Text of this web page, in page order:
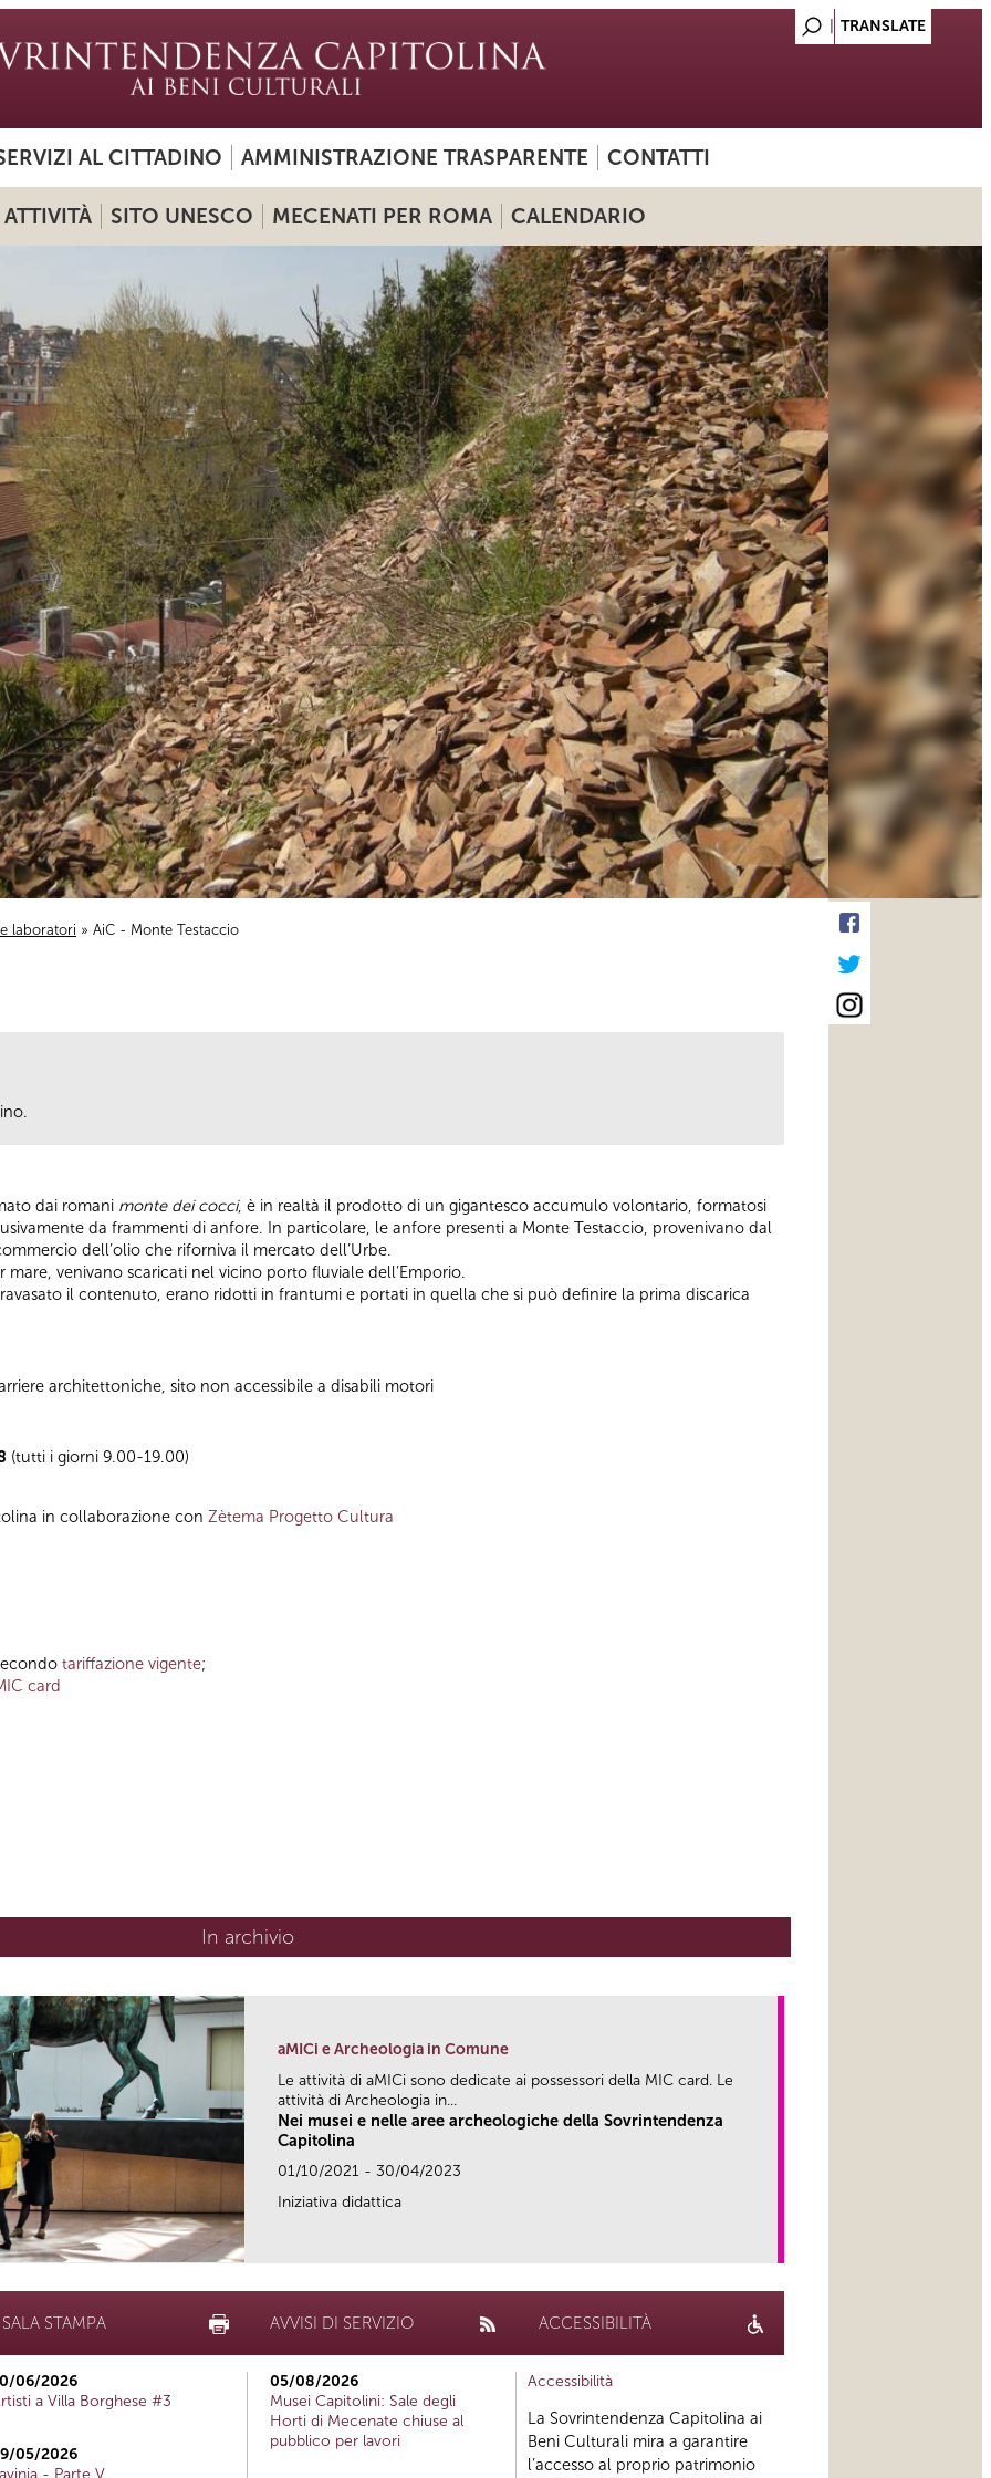
AL CITTADINO AMMINISTRAZIONE TRASPARENTE CONTATTI
ATTIVITÀ SITO UNESCO MECENATI PER ROMA CALENDARIO
laboratori » AiC - Monte Testaccio
dai romani monte dei cocci, è in realtà il prodotto di un gigantesco accumulo volontario, formatosi
da frammenti di anfore. In particolare, le anfore presenti a Monte Testaccio, provenivano dal
dell’olio che riforniva il mercato dell’Urbe.
venivano scaricati nel vicino porto fluviale dell’Emporio.
il contenuto, erano ridotti in frantumi e portati in quella che si può definire la prima discarica
architettoniche, sito non accessibile a disabili motori
(tutti i giorni 9.00-19.00)
in collaborazione con Zètema Progetto Cultura
tariffazione vigente;
card
In archivio
aMICi e Archeologia in Comune
Le attività di aMICi sono dedicate ai possessori della MIC card. Le
attività di Archeologia in...
Nei musei e nelle aree archeologiche della Sovrintendenza
Capitolina
01/10/2021 - 30/04/2023
Iniziativa didattica
SALA STAMPA
06/2026
a Villa Borghese #3
05/2026
- Parte V
AVVISI DI SERVIZIO
05/08/2026
Musei Capitolini: Sale degli
Horti di Mecenate chiuse al
pubblico per lavori
ACCESSIBILITÀ
Accessibilità
La Sovrintendenza Capitolina ai
Beni Culturali mira a garantire
l’accesso al proprio patrimonio